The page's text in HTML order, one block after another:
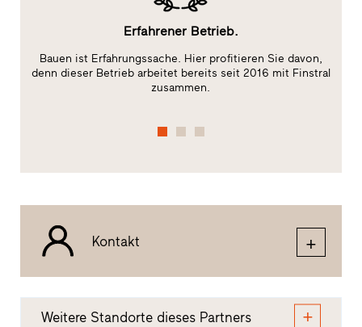
Erfahrener Betrieb.
Bauen ist Erfahrungssache. Hier profitieren Sie davon,
denn dieser Betrieb arbeitet bereits seit 2016 mit Finstral
zusammen.
Kontakt
Weitere Standorte dieses Partners